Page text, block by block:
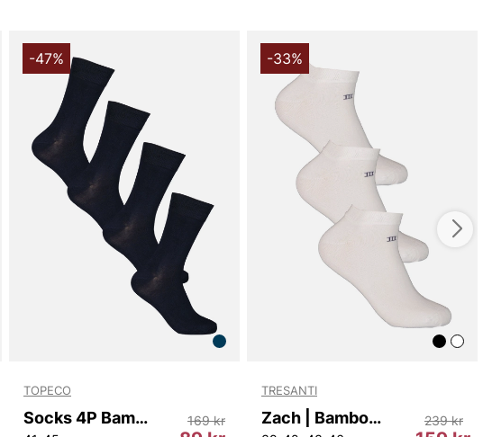
-47%
TOPECO
Socks 4P Bamboo. 169 kr
-33%
TRESANTI
Zach | Bamboo Ankle Sock 3-pack 239 kr